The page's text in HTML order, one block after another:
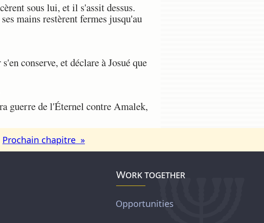
sous lui, et il s'assit dessus.
mains restèrent fermes jusqu'au
conserve, et déclare à Josué que
guerre de l'Éternel contre Amalek,
Prochain chapitre »
Work together
Opportunities